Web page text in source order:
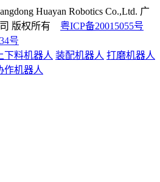
Huayan Robotics Co.,Ltd. 广
版权所有 粤ICP备20015055号
号
上下料机器人 装配机器人 打磨机器人
作机器人